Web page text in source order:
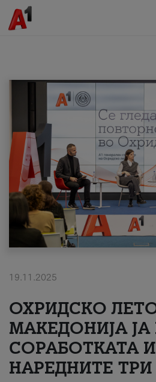
МК SQ
Приватни Деловни
Поддршка
Надополни кредит
#ПодобарОнлајн
19.11.2025
ОХРИДСКО
МАКЕДОНИЈА ЈА
СОРАБОТКАТА
НАРЕДНИТЕ